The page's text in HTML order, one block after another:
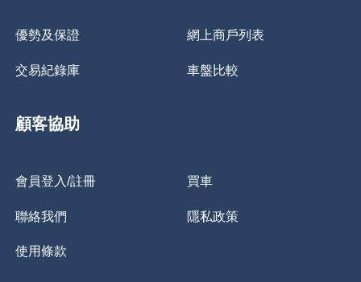
優勢及保證 網上商戶列表
交易紀錄庫 車盤比較
顧客協助
會員登入/註冊 買車
聯絡我們 隱私政策
使用條款